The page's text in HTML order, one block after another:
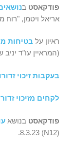
פודקאסט ב
אריאל ויטמן, "רוח
ראיון על בטיחות
(המראיין עו"ד יניב שגב)
בעקבות זיכוי
לקחים מזיכוי
פודקאסט בנושא
(N12) 8.3.23.